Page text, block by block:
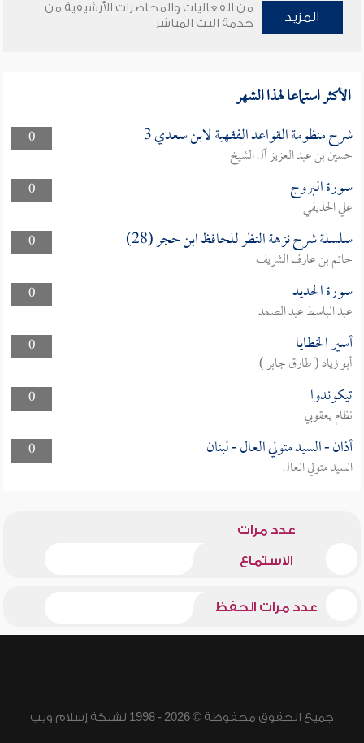
المزيد
من الفعاليات والمحاضرات الأرشيفية من
خدمة البث المباشر
الأكثر استماعا لهذا الشهر
0 شرح منظومة القواعد الفقهية لابن سعدي 3
حسين بن عبد العزيز آل الشيخ
0
سورة البروج
علي الحذيفي
0
سلسلة شرح نزهة النظر للحافظ ابن حجر (28)
حاتم بن عارف الشريف
0
سورة الحديد
عبد الباسط عبد الصمد
0
أسير الخطايا
أبو زياد ( طارق جابر )
0
تيكوندوا
نظام يعقوبي
0
أذان - السيد متولي العال - لبنان
السيد متولي العال
عدد مرات
الاستماع
عدد مرات الحفظ
جميع الحقوق محفوظة © 2026 - 1998 لشبكة إسلام ويب